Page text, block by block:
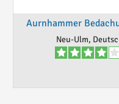
Aurnhammer
Neu-Ulm,